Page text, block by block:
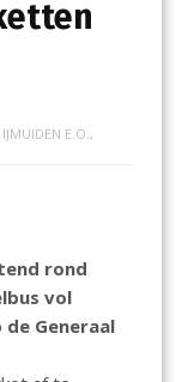
IJMUIDEN E.O. ,
rond
vol
Generaal